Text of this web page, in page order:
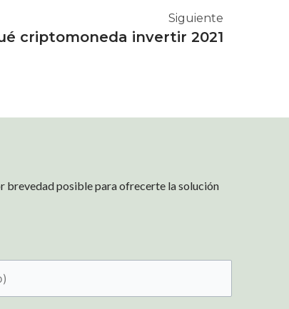
Siguiente
criptomoneda invertir 2021
brevedad posible para ofrecerte la solución